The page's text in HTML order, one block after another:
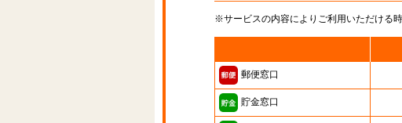
※サービスの内容によりご利用いただける
郵便窓口
貯金窓口